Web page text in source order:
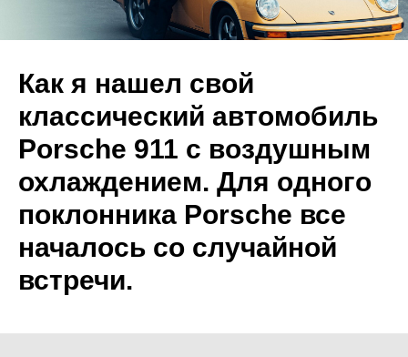
Как я нашел свой
классический автомобиль
Porsche 911 с воздушным
охлаждением. Для одного
поклонника Porsche все
началось со случайной
встречи.